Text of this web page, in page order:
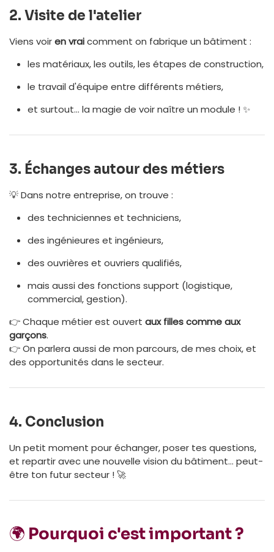
2. Visite de l'atelier
Viens voiren vraicomment on fabrique un bâtiment :
les matériaux, les outils, les étapes de construction,
le travail d'équipe entre différents métiers,
et surtout… la magie de voir naître un module ! ✨
3. Échanges autour des métiers
💡 Dans notre entreprise, on trouve :
des techniciennes et techniciens,
des ingénieures et ingénieurs,
des ouvrières et ouvriers qualifiés,
mais aussi des fonctions support (logistique,
commercial, gestion).
👉 Chaque métier est ouvert aux filles comme aux
garçons.
👉 On parlera aussi de mon parcours, de mes choix, et
des opportunités dans le secteur.
4. Conclusion
Un petit moment pour échanger, poser tes questions,
et repartir avec une nouvelle vision du bâtiment… peut-
être ton futur secteur ! 🚀
🌍 Pourquoi c'est important ?